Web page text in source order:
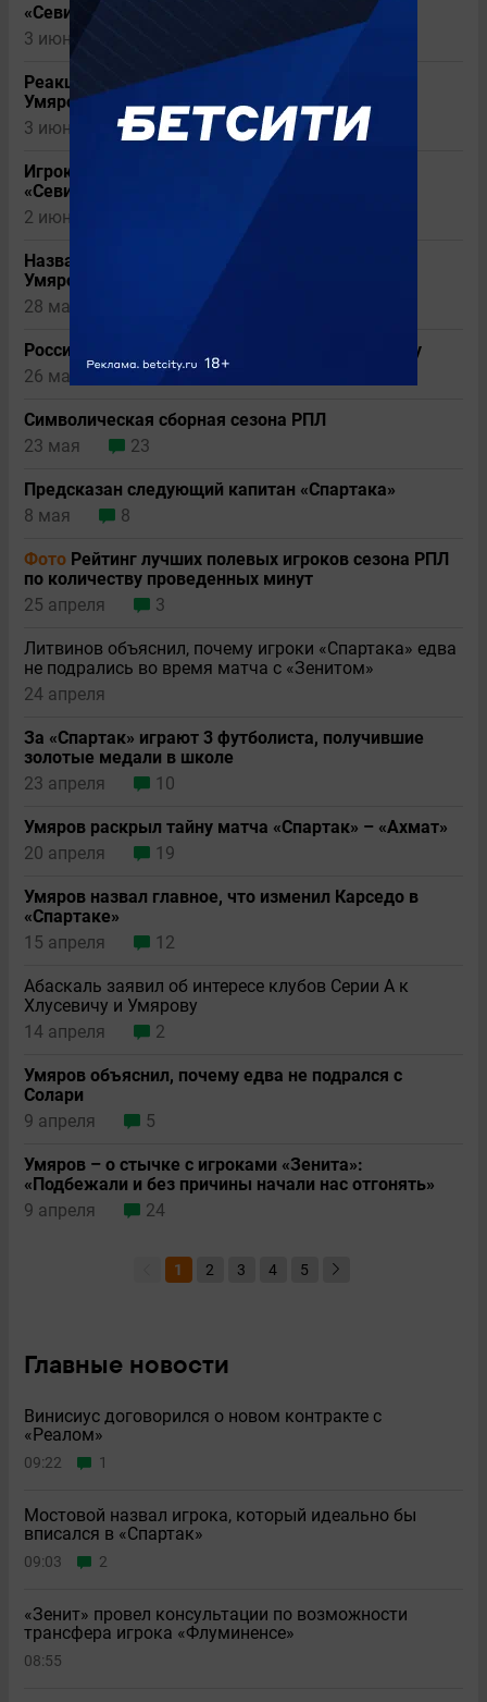
«Севилью»
3 июня
Реакция «Севильи» на новость об интересе к
Умярову
3 июня
10
Игрок «Спартака» прокомментировал интерес
«Севильи»
2 июня
Назван испанский клуб, заинтересованный в
Умярове
28 мая
Россиянин может сменить «Спартак» на Европу
26 мая
16
Символическая сборная сезона РПЛ
23 мая
23
Предсказан следующий капитан «Спартака»
8 мая
8
Фото Рейтинг лучших полевых игроков сезона РПЛ
по количеству проведенных минут
25 апреля
3
Литвинов объяснил, почему игроки «Спартака» едва
не подрались во время матча с «Зенитом»
24 апреля
За «Спартак» играют 3 футболиста, получившие
золотые медали в школе
23 апреля
10
Умяров раскрыл тайну матча «Спартак» – «Ахмат»
20 апреля
19
Умяров назвал главное, что изменил Карседо в
«Спартаке»
15 апреля
12
Абаскаль заявил об интересе клубов Серии A к
Хлусевичу и Умярову
14 апреля
2
Умяров объяснил, почему едва не подрался с
Солари
9 апреля
5
Умяров – о стычке с игроками «Зенита»:
«Подбежали и без причины начали нас отгонять»
9 апреля
24
1 2 3 4 5
Главные новости
Винисиус договорился о новом контракте с
«Реалом»
09:22 1
Мостовой назвал игрока, который идеально бы
вписался в «Спартак»
09:03 2
«Зенит» провел консультации по возможности
трансфера игрока «Флуминенсе»
08:55